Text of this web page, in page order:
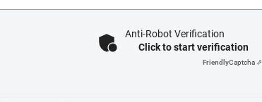
Anti-Robot Verification
Click to start verification
FriendlyCaptcha ⇗